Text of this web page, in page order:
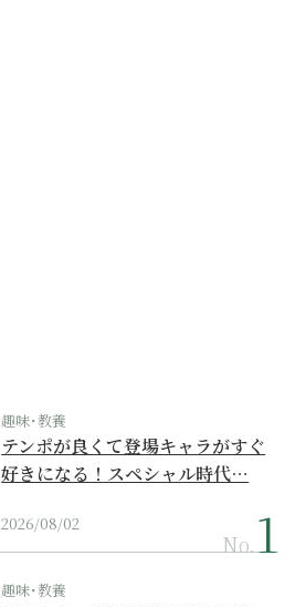
趣味･教養
テンポが良くて登場キャラがすぐ
好きになる！スペシャル時代…
2026/08/02
No.
趣味･教養